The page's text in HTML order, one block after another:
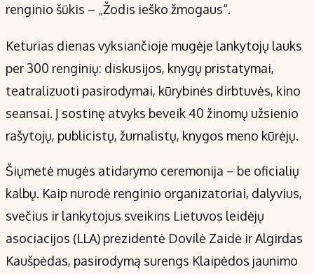
renginio šūkis – „Žodis ieško žmogaus“.
Keturias dienas vyksiančioje mugėje lankytojų lauks
per 300 renginių: diskusijos, knygų pristatymai,
teatralizuoti pasirodymai, kūrybinės dirbtuvės, kino
seansai. Į sostinę atvyks beveik 40 žinomų užsienio
rašytojų, publicistų, žurnalistų, knygos meno kūrėjų.
Šiųmetė mugės atidarymo ceremonija – be oficialių
kalbų. Kaip nurodė renginio organizatoriai, dalyvius,
svečius ir lankytojus sveikins Lietuvos leidėjų
asociacijos (LLA) prezidentė Dovilė Zaidė ir Algirdas
Kaušpėdas, pasirodymą surengs Klaipėdos jaunimo